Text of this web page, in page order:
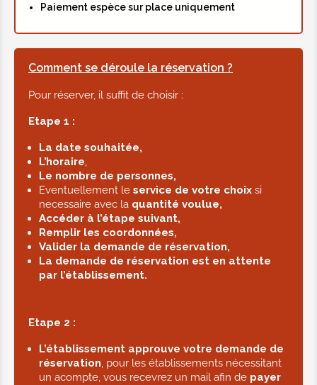
Paiement espèce sur place uniquement
Comment se déroule la réservation ?
Pour réserver, il suffit de choisir :
Etape 1 :
La date souhaitée,
L’horaire,
Le nombre de personnes,
Eventuellement le service de votre choix si
necessaire avec la quantité voulue,
Accéder à l’étape suivant,
Remplir les coordonnées,
Valider la demande de réservation,
La demande de réservation est en attente
par l’établissement.
Etape 2 :
L’établissement approuve votre demande de
réservation, pour les établissements nécessitant
un acompte, vous recevrez un mail afin de payer